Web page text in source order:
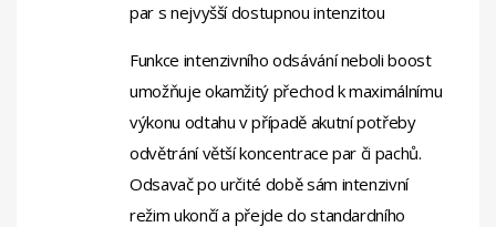
par s nejvyšší dostupnou intenzitou
Funkce intenzivního odsávání neboli boost
umožňuje okamžitý přechod k maximálnímu
výkonu odtahu v případě akutní potřeby
odvětrání větší koncentrace par či pachů.
Odsavač po určité době sám intenzivní
režim ukončí a přejde do standardního